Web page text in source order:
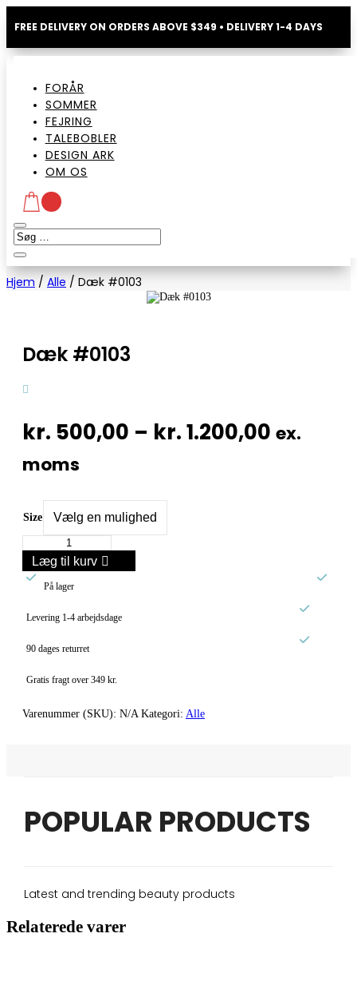
FREE DELIVERY ON ORDERS ABOVE $349 • DELIVERY 1-4 DAYS
FORÅR
SOMMER
FEJRING
TALEBOBLER
DESIGN ARK
OM OS
Hjem / Alle / Dæk #0103
Dæk #0103
kr. 500,00 – kr.1.200,00 ex.
moms
Size
#0103
antal
Læg til kurv

På lager

Levering 1-4 arbejdsdage

90 dages returret

Gratis fragt over 349 kr.
Varenummer (SKU): N/A Kategori: Alle
POPULAR PRODUCTS
Latest and trending beauty products
Relaterede varer